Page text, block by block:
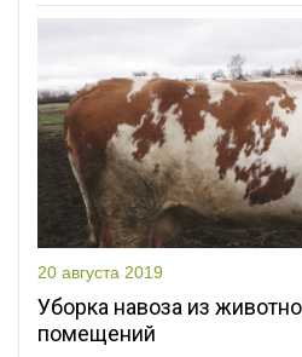
20 августа 2019
Уборка навоза из
помещений